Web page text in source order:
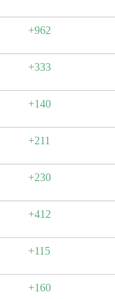
+962
+333
+140
+211
+230
+412
+115
+160